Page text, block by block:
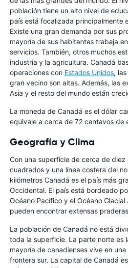
población tiene un alto nivel de
país está focalizada principalmente
Existe una gran demanda por sus
mayoría de sus habitantes trabaja
servicios. También, otros muchos
industria y la agricultura. Canadá
operaciones con Estados Unidos,
gran vecino son altas. Además, las
Asia y el resto del mundo están
La moneda de Canadá es el dólar
equivale a cerca de 72 centavos de
Geografía y Clima
Con una superficie de cerca de diez
cuadrados y una línea costera del
kilómetros Canadá es el país más
Occidental. El país está bordeado
Océano Pacífico y el Océano Glacial
pueden encontrar extensas
La población de Canadá no está
toda la superficie. La parte norte es
mayoría de canadienses vive en
frontera sur. La capital de Canadá es